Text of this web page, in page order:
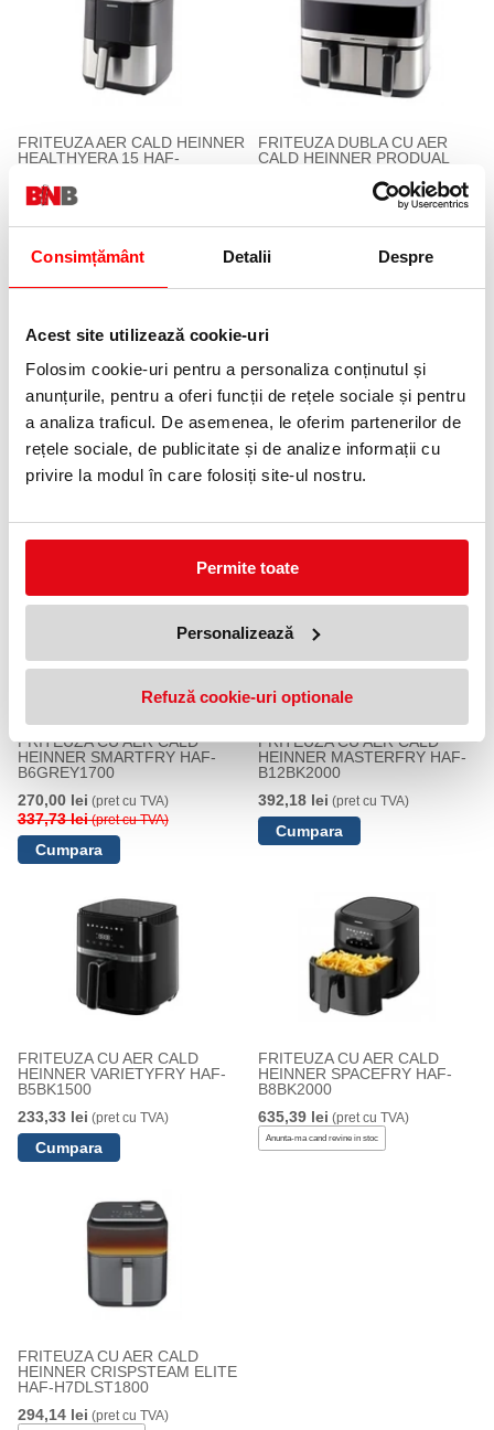
Consimțământ Detalii Despre
Acest site utilizează cookie-uri
Folosim cookie-uri pentru a personaliza conținutul și
anunțurile, pentru a oferi funcții de rețele sociale și pentru
a analiza traficul. De asemenea, le oferim partenerilor de
rețele sociale, de publicitate și de analize informații cu
privire la modul în care folosiți site-ul nostru.
Permite toate
Personalizează
Refuză cookie-uri optionale
FRITEUZA AER CALD HEINNER
HEALTHYERA 15 HAF-
248,53 lei
FRITEUZA DUBLA CU AER
CALD HEINNER PRODUAL
(pret cu TVA)
22 %
FRITEUZA CU AER CALD
HEINNER HAF-1300WH
195,08 lei(pret cu TVA)
FRITEUZA AER CALD
HEINNER HAF-DDB9BK26
422,58 lei(pret cu TVA)
20 %
FRITEUZA CU AER CALD
HEINNER SMARTFRY HAF-
B6GREY1700
270,00 lei (pret cu TVA)
337,73 lei(pret cu TVA)
FRITEUZA CU AER CALD
HEINNER MASTERFRY HAF-
B12BK2000
392,18 lei (pret cu TVA)
FRITEUZA CU AER CALD
HEINNER VARIETYFRY HAF-
B5BK1500
233,33 lei (pret cu TVA)
FRITEUZA CU AER CALD
HEINNER SPACEFRY HAF-
B8BK2000
635,39 lei (pret cu TVA)
Anunta-ma cand revine in stoc
FRITEUZA CU AER CALD
HEINNER CRISPSTEAM ELITE
HAF-H7DLST1800
294,14 lei (pret cu TVA)